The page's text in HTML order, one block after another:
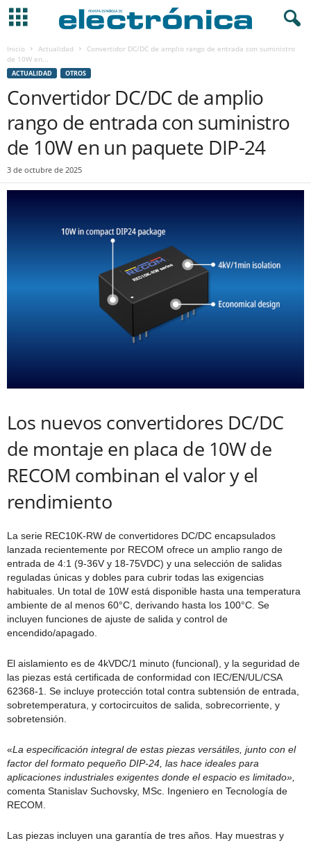
Inicio Actualidad
Convertidor DC/DC de amplio rango de entrada con suministro
de 10W en...
ACTUALIDAD OTROS
Convertidor DC/DC de amplio
rango de entrada con suministro
de 10W en un paquete DIP-24
3 de octubre de 2025
Los nuevos convertidores DC/DC
de montaje en placa de 10W de
RECOM combinan el valor y el
rendimiento
La serie REC10K-RW de convertidores DC/DC encapsulados
lanzada recientemente por RECOM ofrece un amplio rango de
entrada de 4:1 (9-36V y 18-75VDC) y una selección de salidas
reguladas únicas y dobles para cubrir todas las exigencias
habituales. Un total de 10W está disponible hasta una temperatura
ambiente de al menos 60°C, derivando hasta los 100°C. Se
incluyen funciones de ajuste de salida y control de
encendido/apagado.
El aislamiento es de 4kVDC/1 minuto (funcional), y la seguridad de
las piezas está certificada de conformidad con IEC/EN/UL/CSA
62368-1. Se incluye protección total contra subtensión de entrada,
sobretemperatura, y cortocircuitos de salida, sobrecorriente, y
sobretensión.
«La especificación integral de estas piezas versátiles, junto con el
factor del formato pequeño DIP-24, las hace ideales para
aplicaciones industriales exigentes donde el espacio es limitado»,
comenta Stanislav Suchovsky, MSc. Ingeniero en Tecnología de
RECOM.
Las piezas incluyen una garantía de tres años. Hay muestras y